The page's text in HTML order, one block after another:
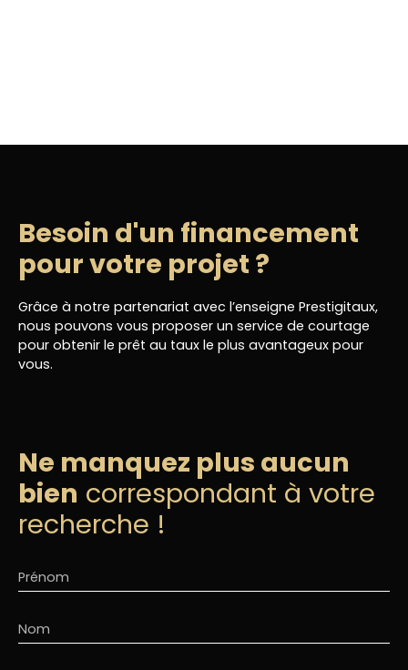
Besoin d'un financement
pour votre projet ?
Grâce à notre partenariat avec l’enseigne Prestigitaux,
nous pouvons vous proposer un service de courtage
pour obtenir le prêt au taux le plus avantageux pour
vous.
Ne manquez plus aucun
bien correspondant à votre
recherche !
Prénom
Nom